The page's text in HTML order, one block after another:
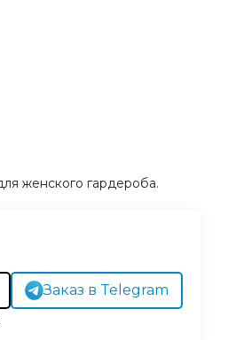
женского гардероба.
Заказ в Telegram